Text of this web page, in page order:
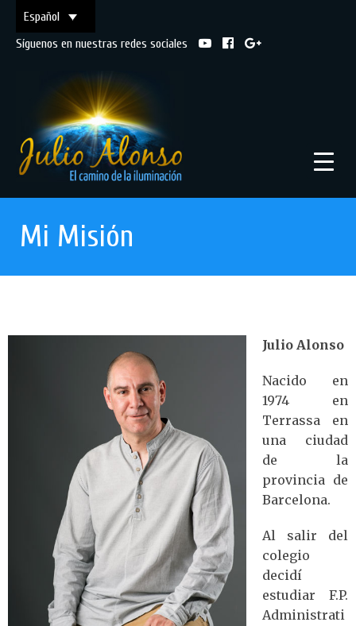
Español
Síguenos en nuestras redes sociales
Mi Misión
Julio Alonso
Nacido en
1974 en
Terrassa en
una ciudad
de la
provincia de
Barcelona.
Al salir del
colegio
decidí
estudiar F.P.
Administrati